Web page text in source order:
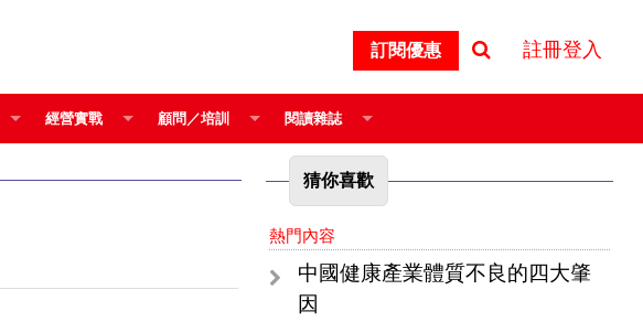
訂閱優惠 註冊登入
經營實戰 顧問／培訓 閱讀雜誌
猜你喜歡
熱門內容
中國健康產業體質不良的四大肇
因